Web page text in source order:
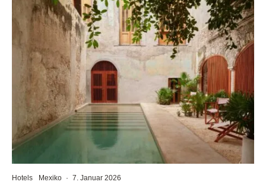
Hotels Mexiko · 7. Januar 2026